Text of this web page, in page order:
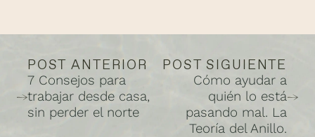
POST ANTERIOR
7 Consejos para
trabajar desde casa,
sin perder el norte
POST SIGUIENTE
Cómo ayudar a
quién lo está
pasando mal. La
Teoría del Anillo.